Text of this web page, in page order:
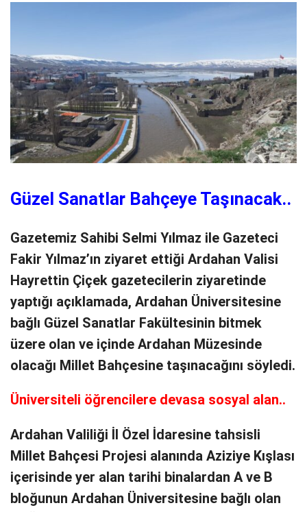
Güzel Sanatlar Bahçeye Taşınacak..
Gazetemiz Sahibi Selmi Yılmaz ile Gazeteci
Fakir Yılmaz’ın ziyaret ettiği Ardahan Valisi
Hayrettin Çiçek gazetecilerin ziyaretinde
yaptığı açıklamada, Ardahan Üniversitesine
bağlı Güzel Sanatlar Fakültesinin bitmek
üzere olan ve içinde Ardahan Müzesinde
olacağı Millet Bahçesine taşınacağını söyledi.
Üniversiteli öğrencilere devasa sosyal alan..
Ardahan Valiliği İl Özel İdaresine tahsisli
Millet Bahçesi Projesi alanında Aziziye Kışlası
içerisinde yer alan tarihi binalardan A ve B
bloğunun Ardahan Üniversitesine bağlı olan